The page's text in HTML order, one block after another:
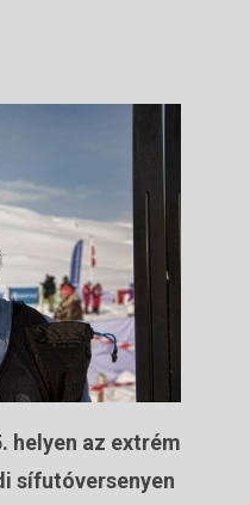
helyen az extrém
sífutóversenyen